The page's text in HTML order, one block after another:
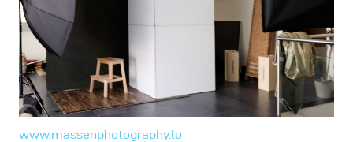
www.massenphotography.lu